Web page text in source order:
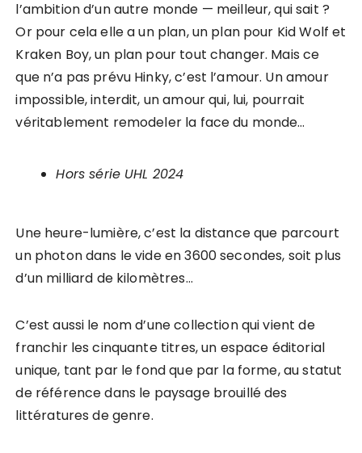
l’ambition d’un autre monde — meilleur, qui sait ?
Or pour cela elle a un plan, un plan pour Kid Wolf et
Kraken Boy, un plan pour tout changer. Mais ce
que n’a pas prévu Hinky, c’est l’amour. Un amour
impossible, interdit, un amour qui, lui, pourrait
véritablement remodeler la face du monde…
Hors série UHL 2024
Une heure-lumière, c’est la distance que parcourt
un photon dans le vide en 3600 secondes, soit plus
d’un milliard de kilomètres…
C’est aussi le nom d’une collection qui vient de
franchir les cinquante titres, un espace éditorial
unique, tant par le fond que par la forme, au statut
de référence dans le paysage brouillé des
littératures de genre.